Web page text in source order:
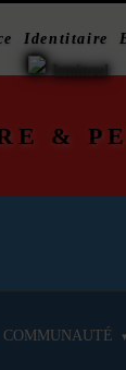
Identitaire
&
COMMUNAUTÉ